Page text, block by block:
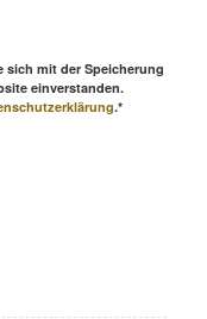
sich mit der Speicherung
einverstanden.
.*